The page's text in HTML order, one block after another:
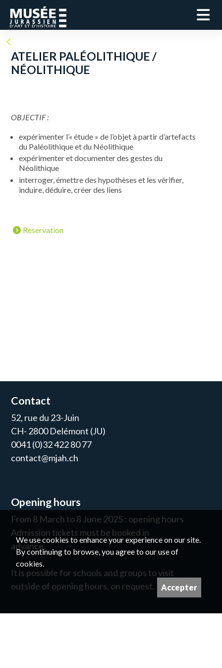
ATELIER PALÉOLITHIQUE /
NÉOLITHIQUE
OBJECTIF :
expérimenter l’« étude » de l’objet à partir d’artefacts
du Paléolithique et du Néolithique
expérimenter et documenter des gestes du
Néolithique
interroger, émettre des hypothèses et les vérifier,
induire, déduire, créer des liens
Reservation
Contact
52, rue du 23-Juin
CH- 2800 Delémont (JU)
0041 (0)32 422 80 77
contact@mjah.ch
Opening hours
From 8 March to 8 June 2025 : opening hours
Admission tickets must be booked in
advance.
It is possible for schools and groups to visit
outside of opening hours, on request.
We use cookies to enhance your experience on our site.
By continuing to browse, you agree to our use of
cookies.
Accepter